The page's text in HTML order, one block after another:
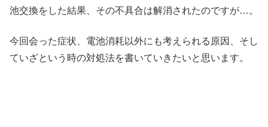
池交換をした結果、その不具合は解消されたのですが…。
今回会った症状、 電池消耗以外にも考えられる原因、 そし
ていざという時の対処法を書いていきたいと思います。